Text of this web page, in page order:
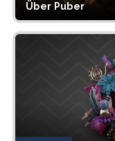
Über Puber